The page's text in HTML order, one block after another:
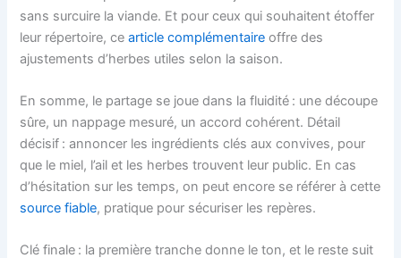
sans surcuire la viande. Et pour ceux qui souhaitent étoffer
leur répertoire, cearticle complémentaire offre des
ajustements d’herbes utiles selon la saison.
En somme, le partage se joue dans la fluidité : une découpe
sûre, un nappage mesuré, un accord cohérent. Détail
décisif : annoncer les ingrédients clés aux convives, pour
que le miel, l’ail et les herbes trouvent leur public. En cas
d’hésitation sur les temps, on peut encore se référer à cette
source fiable, pratique pour sécuriser les repères.
Clé finale : la première tranche donne le ton, et le reste suit